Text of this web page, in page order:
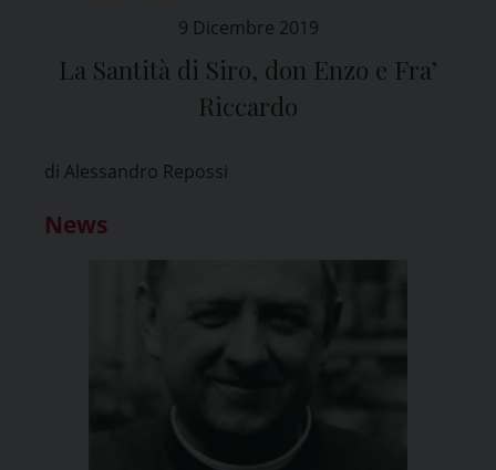
9 Dicembre 2019
La Santità di Siro, don Enzo e Fra’
Riccardo
di Alessandro Repossi
News